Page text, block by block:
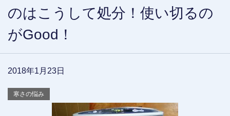
のはこうして処分！使い切るの
がGood！
2018年1月23日
寒さの悩み